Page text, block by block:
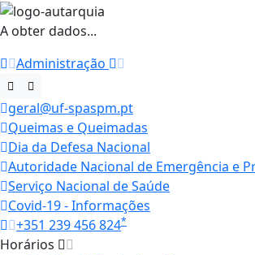
A obter dados...
Administração
geral@uf-spaspm.pt
Queimas e Queimadas
Dia da Defesa Nacional
Autoridade Nacional de Emergência e
Serviço Nacional de Saúde
Covid-19 - Informações
+351 239 456 824*
Horários